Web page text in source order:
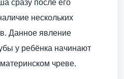
сразу после его
нескольких
Данное явление
у ребёнка начинают
чреве.